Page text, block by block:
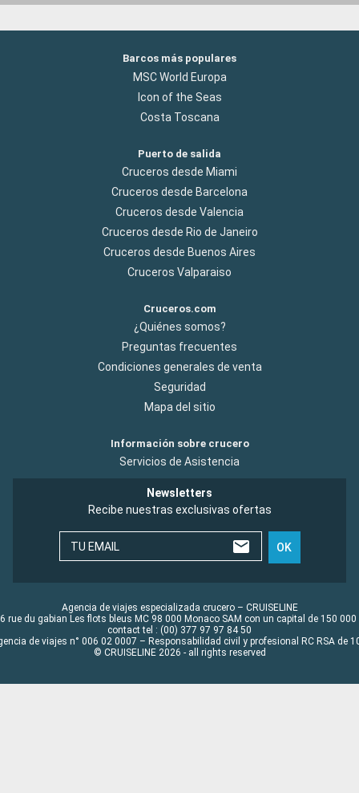
Barcos más populares
MSC World Europa
Icon of the Seas
Costa Toscana
Puerto de salida
Cruceros desde Miami
Cruceros desde Barcelona
Cruceros desde Valencia
Cruceros desde Rio de Janeiro
Cruceros desde Buenos Aires
Cruceros Valparaiso
Cruceros.com
¿Quiénes somos?
Preguntas frecuentes
Condiciones generales de venta
Seguridad
Mapa del sitio
Información sobre crucero
Servicios de Asistencia
Newsletters
Recibe nuestras exclusivas ofertas
TU EMAIL OK
Agencia de viajes especializada crucero – CRUISELINE
rue du gabian Les flots bleus MC 98 000 Monaco SAM con un capital de 150 000
contact tel : (00) 377 97 97 84 50
de viajes n° 006 02 0007 – Responsabilidad civil y profesional RC RSA de
© CRUISELINE 2026 - all rights reserved